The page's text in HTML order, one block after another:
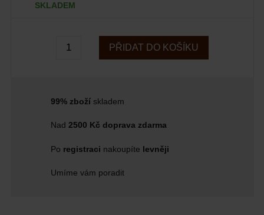
SKLADEM
PŘIDAT DO KOŠÍKU
99% zbožískladem
Nad 2500 Kč doprava zdarma
Po registraci nakoupíte levněji
Umíme vám poradit